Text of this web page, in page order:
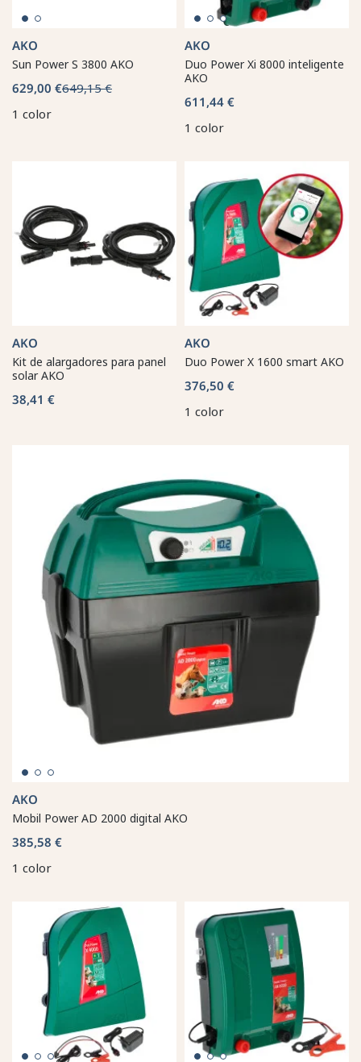
AKO
Sun Power S 3800 AKO
629,00 €649,15 €
1 color
AKO
Duo Power Xi 8000 inteligente
AKO
611,44 €
1 color
AKO
Kit de alargadores para panel
solar AKO
38,41 €
AKO
Duo Power X 1600 smart AKO
376,50 €
1 color
AKO
Mobil Power AD 2000 digital AKO
385,58 €
1 color